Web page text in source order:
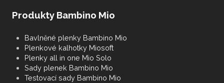
Produkty Bambino Mio
Bavlněné plenky Bambino Mio
Plenkové kalhotky Miosoft
Plenky all in one Mio Solo
Sady plenek Bambino Mio
Testovací sady Bambino Mio